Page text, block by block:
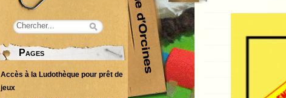
Pages
Accès à la Ludothèque pour prêt de
jeux